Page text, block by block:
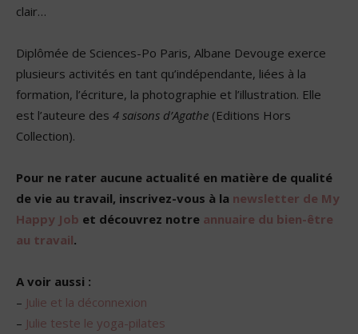
clair…
Diplômée de Sciences-Po Paris, Albane Devouge exerce
plusieurs activités en tant qu’indépendante, liées à la
formation, l’écriture, la photographie et l’illustration. Elle
est l’auteure des 4 saisons d’Agathe (Editions Hors
Collection).
Pour ne rater aucune actualité en matière de qualité
de vie au travail, inscrivez-vous à la newsletter de My
Happy Job et découvrez notre annuaire du bien-être
au travail.
A voir aussi :
– Julie et la déconnexion
– Julie teste le yoga-pilates